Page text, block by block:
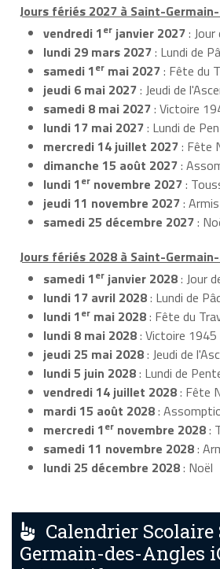
Jours fériés 2027 à Saint-
vendredi 1er janvier 2027: Jour
lundi 29 mars 2027: Lundi de
samedi 1er mai 2027: Fête du
jeudi 6 mai 2027: Jeudi de
samedi 8 mai 2027: Victoire
lundi 17 mai 2027: Lundi de
mercredi 14 juillet 2027: Fête
dimanche 15 août 2027:
lundi 1er novembre 2027:
jeudi 11 novembre 2027:
samedi 25 décembre 2027:
Jours fériés 2028 à Saint-
samedi 1er janvier 2028: Jour
lundi 17 avril 2028: Lundi de
lundi 1er mai 2028: Fête du
lundi 8 mai 2028: Victoire 1945
jeudi 25 mai 2028: Jeudi de
lundi 5 juin 2028: Lundi de
vendredi 14 juillet 2028: Fête
mardi 15 août 2028:
mercredi 1er novembre 2028:
samedi 11 novembre 2028:
lundi 25 décembre 2028: Noël
Calendrier
Germain-des-Angles